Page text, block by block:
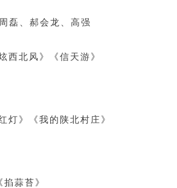
磊、郝会龙、高强
西北风》《信天游》
灯》《我的陕北村庄》
蒜苔》